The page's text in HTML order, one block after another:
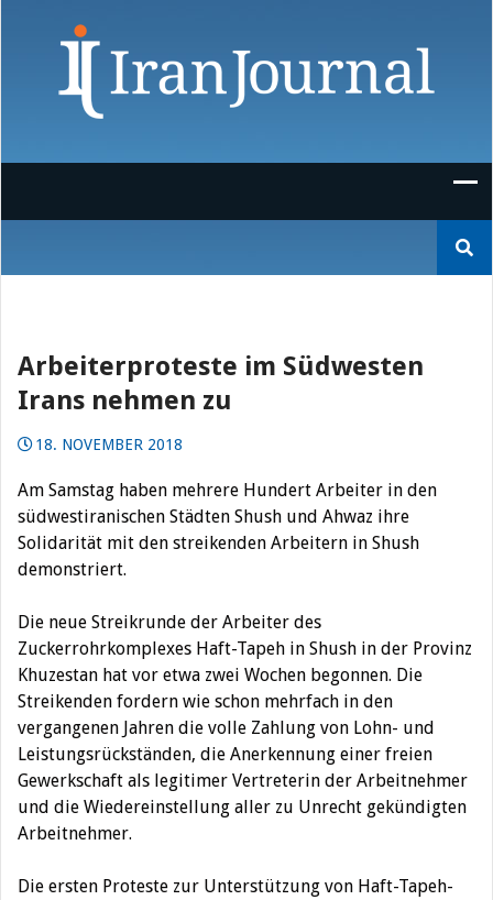
nach:
Arbeiterproteste im Südwesten
Irans nehmen zu
18. NOVEMBER 2018
Am Samstag haben mehrere Hundert Arbeiter in den
südwestiranischen Städten Shush und Ahwaz ihre
Solidarität mit den streikenden Arbeitern in Shush
demonstriert.
Die neue Streikrunde der Arbeiter des
Zuckerrohrkomplexes Haft-Tapeh in Shush in der Provinz
Khuzestan hat vor etwa zwei Wochen begonnen. Die
Streikenden fordern wie schon mehrfach in den
vergangenen Jahren die volle Zahlung von Lohn- und
Leistungsrückständen, die Anerkennung einer freien
Gewerkschaft als legitimer Vertreterin der Arbeitnehmer
und die Wiedereinstellung aller zu Unrecht gekündigten
Arbeitnehmer.
Die ersten Proteste zur Unterstützung von Haft-Tapeh-